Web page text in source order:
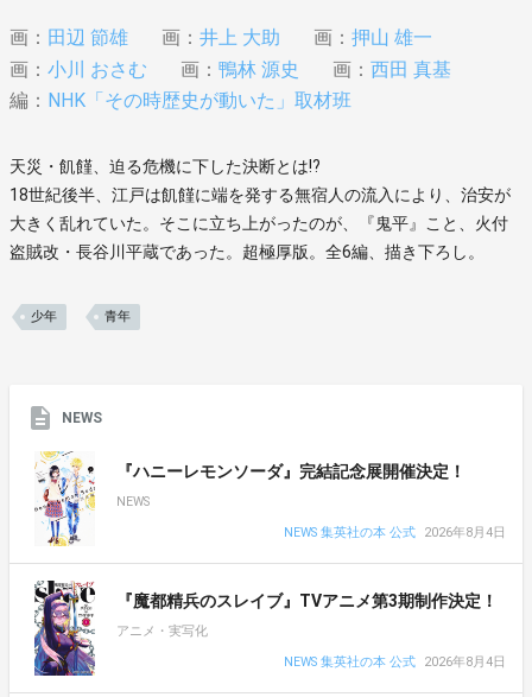
画： 田辺 節雄 画： 井上 大助 画： 押山 雄一
画： 小川 おさむ 画： 鴨林 源史 画： 西田 真基
編： NHK「その時歴史が動いた」取材班
天災・飢饉、迫る危機に下した決断とは!?
18世紀後半、江戸は飢饉に端を発する無宿人の流入により、治安が
大きく乱れていた。そこに立ち上がったのが、『鬼平』こと、火付
盗賊改・長谷川平蔵であった。超極厚版。全6編、描き下ろし。
少年 青年
NEWS
『ハニーレモンソーダ』完結記念展開催決定！
NEWS
NEWS 集英社の本 公式
2026年8月4日
『魔都精兵のスレイブ』TVアニメ第3期制作決定！
アニメ・実写化
NEWS 集英社の本 公式
2026年8月4日